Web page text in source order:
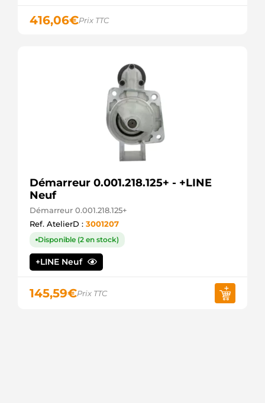
416,06€Prix TTC
Démarreur 0.001.218.125+ - +LINE
Neuf
Démarreur 0.001.218.125+
Ref. AtelierD : 3001207
Disponible (2 en stock)
+LINE Neuf
145,59€Prix TTC